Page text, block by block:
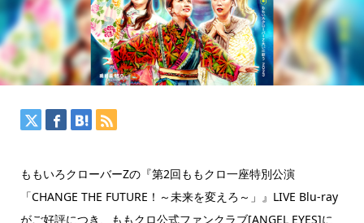
ももいろクローバーZの『第2回ももクロ一座特別公演
「CHANGE THE FUTURE！～未来を変えろ～」』LIVE Blu-ray
がご好評につき、ももクロ公式ファンクラブ[ANGEL EYES]に